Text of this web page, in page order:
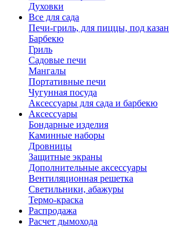
Духовки
Все для сада
Печи-гриль, для пиццы, под казан
Барбекю
Гриль
Садовые печи
Мангалы
Портативные печи
Чугунная посуда
Аксессуары для сада и барбекю
Аксессуары
Бондарные изделия
Каминные наборы
Дровницы
Защитные экраны
Дополнительные аксессуары
Вентиляционная решетка
Светильники, абажуры
Термо-краска
Распродажа
Расчет дымохода